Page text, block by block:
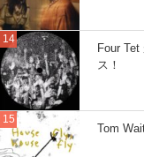
Four
ス！
Tom